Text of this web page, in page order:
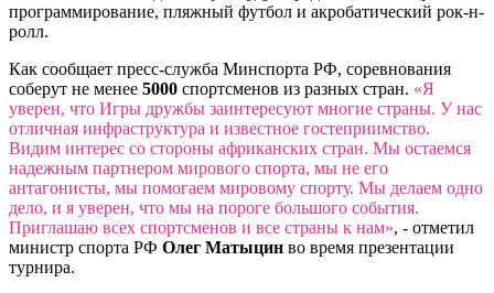
программирование, пляжный футбол и акробатический рок-н-
ролл.
Как сообщает пресс-служба Минспорта РФ, соревнования
соберут не менее 5000 спортсменов из разных стран. «Я
уверен, что Игры дружбы заинтересуют многие страны. У нас
отличная инфраструктура и известное гостеприимство.
Видим интерес со стороны африканских стран. Мы остаемся
надежным партнером мирового спорта, мы не его
антагонисты, мы помогаем мировому спорту. Мы делаем одно
дело, и я уверен, что мы на пороге большого события.
Приглашаю всех спортсменов и все страны к нам», - отметил
министр спорта РФ Олег Матыцин во время презентации
турнира.